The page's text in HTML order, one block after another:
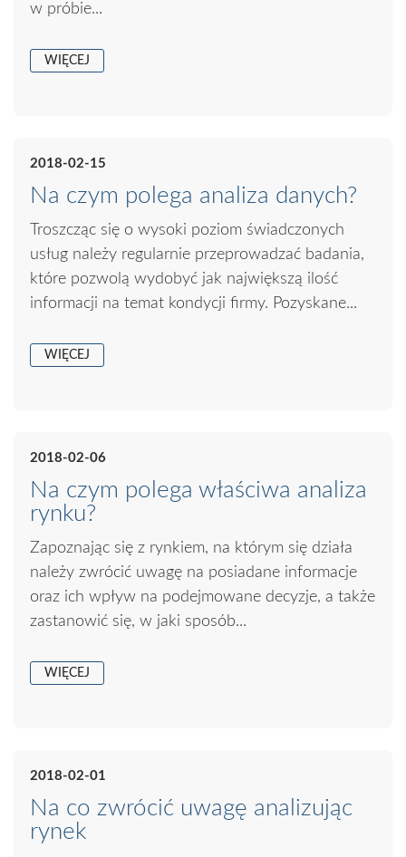
w próbie...
WIĘCEJ
2018-02-15
Na czym polega analiza danych?
Troszcząc się o wysoki poziom świadczonych
usług należy regularnie przeprowadzać badania,
które pozwolą wydobyć jak największą ilość
informacji na temat kondycji firmy. Pozyskane...
WIĘCEJ
2018-02-06
Na czym polega właściwa analiza
rynku?
Zapoznając się z rynkiem, na którym się działa
należy zwrócić uwagę na posiadane informacje
oraz ich wpływ na podejmowane decyzje, a także
zastanowić się, w jaki sposób...
WIĘCEJ
2018-02-01
Na co zwrócić uwagę analizując
rynek